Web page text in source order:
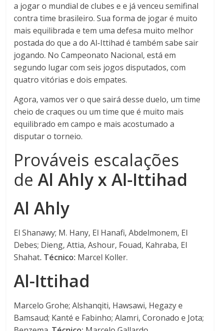
a jogar o mundial de clubes e e já venceu semifinal
contra time brasileiro. Sua forma de jogar é muito
mais equilibrada e tem uma defesa muito melhor
postada do que a do Al-Ittihad é também sabe sair
jogando. No Campeonato Nacional, está em
segundo lugar com seis jogos disputados, com
quatro vitórias e dois empates.
Agora, vamos ver o que sairá desse duelo, um time
cheio de craques ou um time que é muito mais
equilibrado em campo e mais acostumado a
disputar o torneio.
Prováveis escalações
deAl Ahly x Al-Ittihad
Al Ahly
El Shanawy; M. Hany, El Hanafi, Abdelmonem, El
Debes; Dieng, Attia, Ashour, Fouad, Kahraba, El
Shahat. Técnico: Marcel Koller.
Al-Ittihad
Marcelo Grohe; Alshanqiti, Hawsawi, Hegazy e
Bamsaud; Kanté e Fabinho; Alamri, Coronado e Jota;